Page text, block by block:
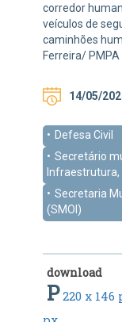
corredor
veículos de
caminhões
Ferreira/ PMPA
14/05/
Defesa Civil
Secretário
Infraestrutura,
Secretaria
(SMOI)
download
P220 x 146